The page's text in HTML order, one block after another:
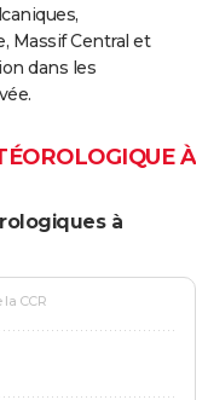
Massif Central et
dans les
À
à
CCR